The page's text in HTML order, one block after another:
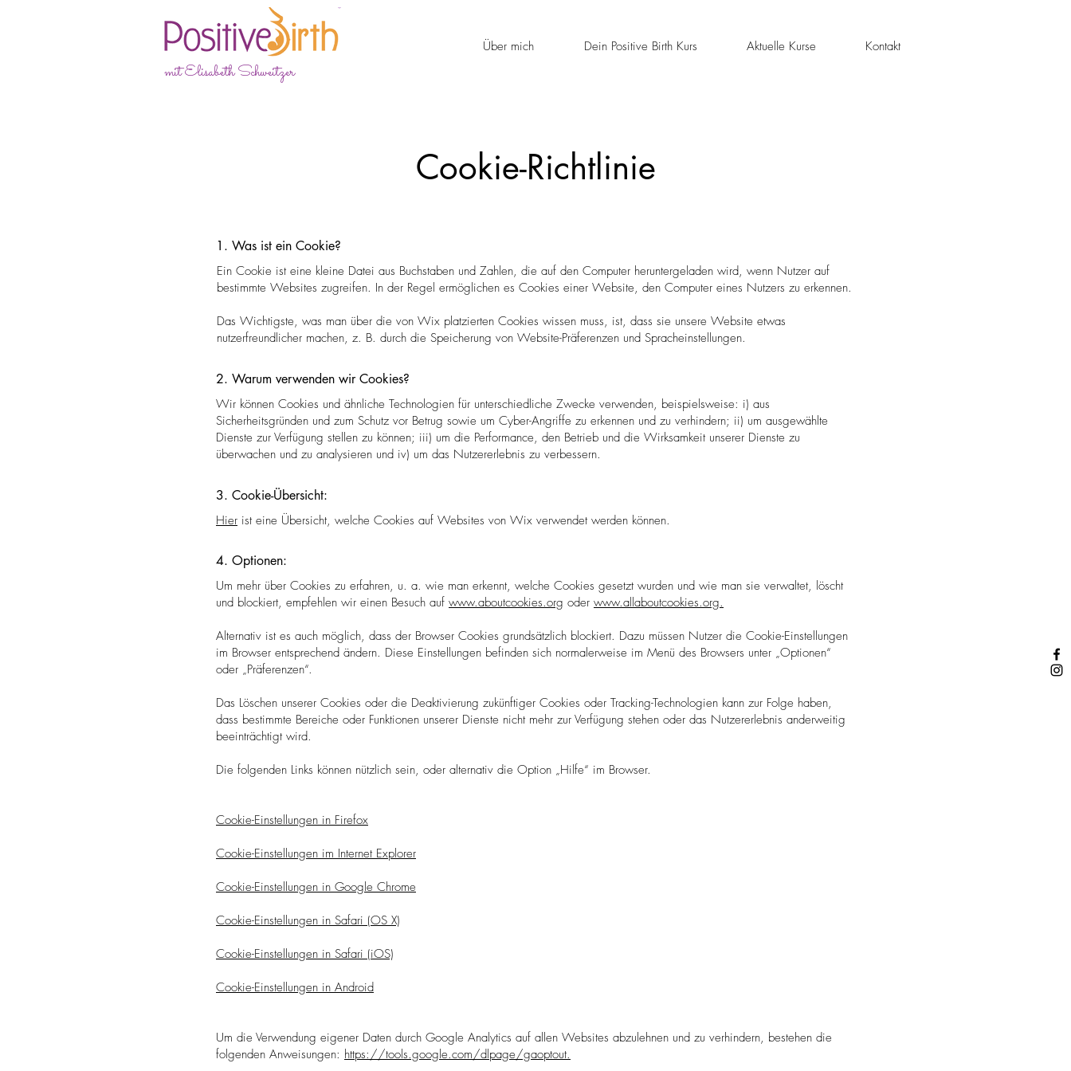
mit Elisabeth Schweitzer
Über mich Dein Positive Birth Kurs Aktuelle Kurse Kontakt
Cookie-Richtlinie
1. Was ist ein Cookie?
Ein Cookie ist eine kleine Datei aus Buchstaben und Zahlen, die auf den Computer heruntergeladen wird, wenn Nutzer auf
bestimmte Websites zugreifen. In der Regel ermöglichen es Cookies einer Website, den Computer eines Nutzers zu erkennen.
Das Wichtigste, was man über die von Wix platzierten Cookies wissen muss, ist, dass sie unsere Website etwas
nutzerfreundlicher machen, z. B. durch die Speicherung von Website-Präferenzen und Spracheinstellungen.
2. Warum verwenden wir Cookies?
Wir können Cookies und ähnliche Technologien für unterschiedliche Zwecke verwenden, beispielsweise: i) aus
Sicherheitsgründen und zum Schutz vor Betrug sowie um Cyber-Angriffe zu erkennen und zu verhindern; ii) um ausgewählte
Dienste zur Verfügung stellen zu können; iii) um die Performance, den Betrieb und die Wirksamkeit unserer Dienste zu
überwachen und zu analysieren und iv) um das Nutzererlebnis zu verbessern.
3. Cookie-Übersicht:
Hier ist eine Übersicht, welche Cookies auf Websites von Wix verwendet werden können.
4. Optionen:
Um mehr über Cookies zu erfahren, u. a. wie man erkennt, welche Cookies gesetzt wurden und wie man sie verwaltet, löscht
und blockiert, empfehlen wir einen Besuch auf www.aboutcookies.org oder www.allaboutcookies.org.
Alternativ ist es auch möglich, dass der Browser Cookies grundsätzlich blockiert. Dazu müssen Nutzer die Cookie-Einstellungen
im Browser entsprechend ändern. Diese Einstellungen befinden sich normalerweise im Menü des Browsers unter „Optionen“
oder „Präferenzen“.
Das Löschen unserer Cookies oder die Deaktivierung zukünftiger Cookies oder Tracking-Technologien kann zur Folge haben,
dass bestimmte Bereiche oder Funktionen unserer Dienste nicht mehr zur Verfügung stehen oder das Nutzererlebnis anderweitig
beeinträchtigt wird.
Die folgenden Links können nützlich sein, oder alternativ die Option „Hilfe“ im Browser.
Cookie-Einstellungen in Firefox
Cookie-Einstellungen im Internet Explorer
Cookie-Einstellungen in Google Chrome
Cookie-Einstellungen in Safari (OS X)
Cookie-Einstellungen in Safari (iOS)
Cookie-Einstellungen in Android
Um die Verwendung eigener Daten durch Google Analytics auf allen Websites abzulehnen und zu verhindern, bestehen die
folgenden Anweisungen: https://tools.google.com/dlpage/gaoptout.